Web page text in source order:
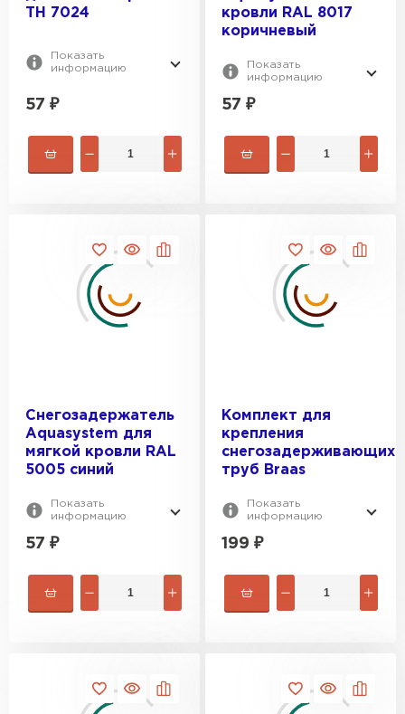
ТН 7024
Показать
информацию
57 ₽
кровли RAL 8017
коричневый
Показать
информацию
57 ₽
Снегозадержатель
Aquasystem для
мягкой кровли RAL
5005 синий
Показать
информацию
57 ₽
Комплект для
крепления
снегозадерживающих
труб Braas
Показать
информацию
199 ₽